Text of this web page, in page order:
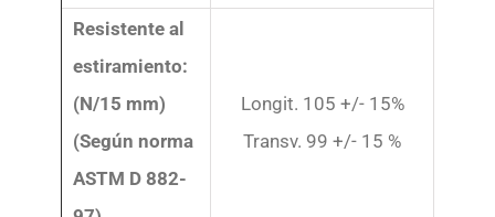
Resistente al
estiramiento:
(N/15 mm)
(Según norma
ASTM D 882-
Longit. 105 +/- 15%
Transv. 99 +/- 15 %